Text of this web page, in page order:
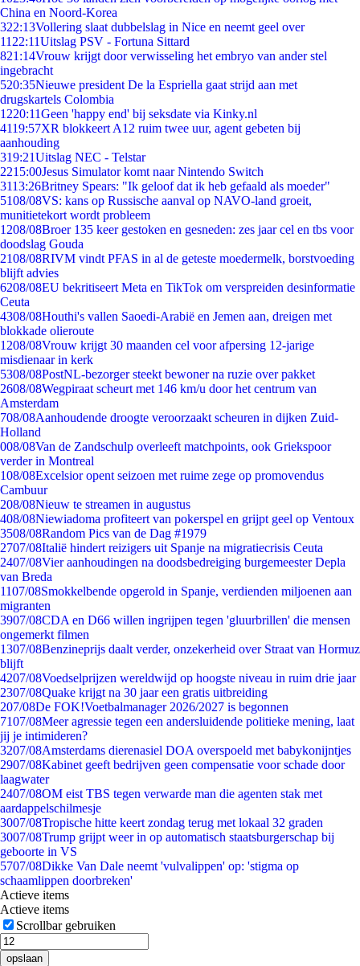
China en Noord-Korea
322:13Vollering slaat dubbelslag in Nice en neemt geel over
11 22:11Uitslag PSV - Fortuna Sittard
821:14Vrouw krijgt door verwisseling het embryo van ander stel
ingebracht
520:35Nieuwe president De la Espriella gaat strijd aan met
drugskartels Colombia
1220:11Geen 'happy end' bij seksdate via Kinky.nl
4119:57XR blokkeert A12 ruim twee uur, agent gebeten bij
aanhouding
319:21Uitslag NEC - Telstar
2215:00Jesus Simulator komt naar Nintendo Switch
3113:26Britney Spears: "Ik geloof dat ik heb gefaald als moeder"
5108/08VS: kans op Russische aanval op NAVO-land groeit,
munitietekort wordt probleem
1208/08Broer 135 keer gestoken en gesneden: zes jaar cel en tbs voor
doodslag Gouda
2108/08RIVM vindt PFAS in al de geteste moedermelk, borstvoeding
blijft advies
6208/08EU bekritiseert Meta en TikTok om verspreiden desinformatie
Ceuta
4308/08Houthi's vallen Saoedi-Arabië en Jemen aan, dreigen met
blokkade olieroute
1208/08Vrouw krijgt 30 maanden cel voor afpersing 12-jarige
misdienaar in kerk
5308/08PostNL-bezorger steekt bewoner na ruzie over pakket
2608/08Wegpiraat scheurt met 146 km/u door het centrum van
Amsterdam
708/08Aanhoudende droogte veroorzaakt scheuren in dijken Zuid-
Holland
008/08Van de Zandschulp overleeft matchpoints, ook Griekspoor
verder in Montreal
108/08Excelsior opent seizoen met ruime zege op promovendus
Cambuur
208/08Nieuw te streamen in augustus
408/08Niewiadoma profiteert van pokerspel en grijpt geel op Ventoux
3508/08Random Pics van de Dag #1979
2707/08Italië hindert reizigers uit Spanje na migratiecrisis Ceuta
2407/08Vier aanhoudingen na doodsbedreiging burgemeester Depla
van Breda
1107/08Smokkelbende opgerold in Spanje, verdienden miljoenen aan
migranten
3907/08CDA en D66 willen ingrijpen tegen 'gluurbrillen' die mensen
ongemerkt filmen
1307/08Benzineprijs daalt verder, onzekerheid over Straat van Hormuz
blijft
4207/08Voedselprijzen wereldwijd op hoogste niveau in ruim drie jaar
2307/08Quake krijgt na 30 jaar een gratis uitbreiding
207/08De FOK!Voetbalmanager 2026/2027 is begonnen
7107/08Meer agressie tegen een andersluidende politieke mening, laat
jij je intimideren?
3207/08Amsterdams dierenasiel DOA overspoeld met babykonijntjes
2907/08Kabinet geeft bedrijven geen compensatie voor schade door
laagwater
2407/08OM eist TBS tegen verwarde man die agenten stak met
aardappelschilmesje
3007/08Tropische hitte keert zondag terug met lokaal 32 graden
3007/08Trump grijpt weer in op automatisch staatsburgerschap bij
geboorte in VS
5707/08Dikke Van Dale neemt 'vulvalippen' op: 'stigma op
schaamlippen doorbreken'
Actieve items
Actieve items
Scrollbar gebruiken
opslaan